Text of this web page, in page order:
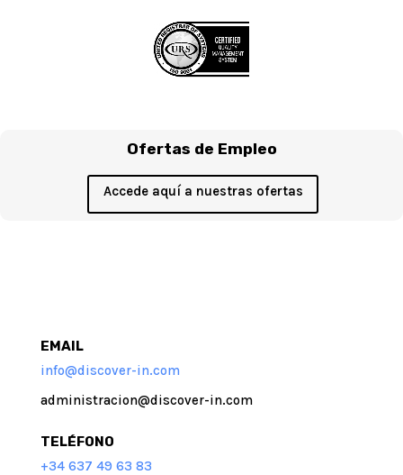
Ofertas de Empleo
Accede aquí a nuestras ofertas
EMAIL
info@discover-in.com
administracion@discover-in.com
TELÉFONO
+34 637 49 63 83